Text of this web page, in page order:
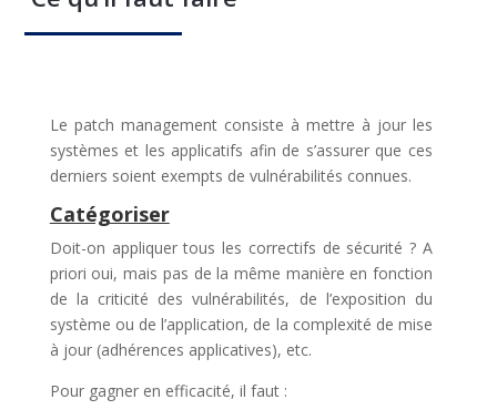
Le patch management consiste à mettre à jour les
systèmes et les applicatifs afin de s’assurer que ces
derniers soient exempts de vulnérabilités connues.
Catégoriser
Doit-on appliquer tous les correctifs de sécurité ? A
priori oui, mais pas de la même manière en fonction
de la criticité des vulnérabilités, de l’exposition du
système ou de l’application, de la complexité de mise
à jour (adhérences applicatives), etc.
Pour gagner en efficacité, il faut :